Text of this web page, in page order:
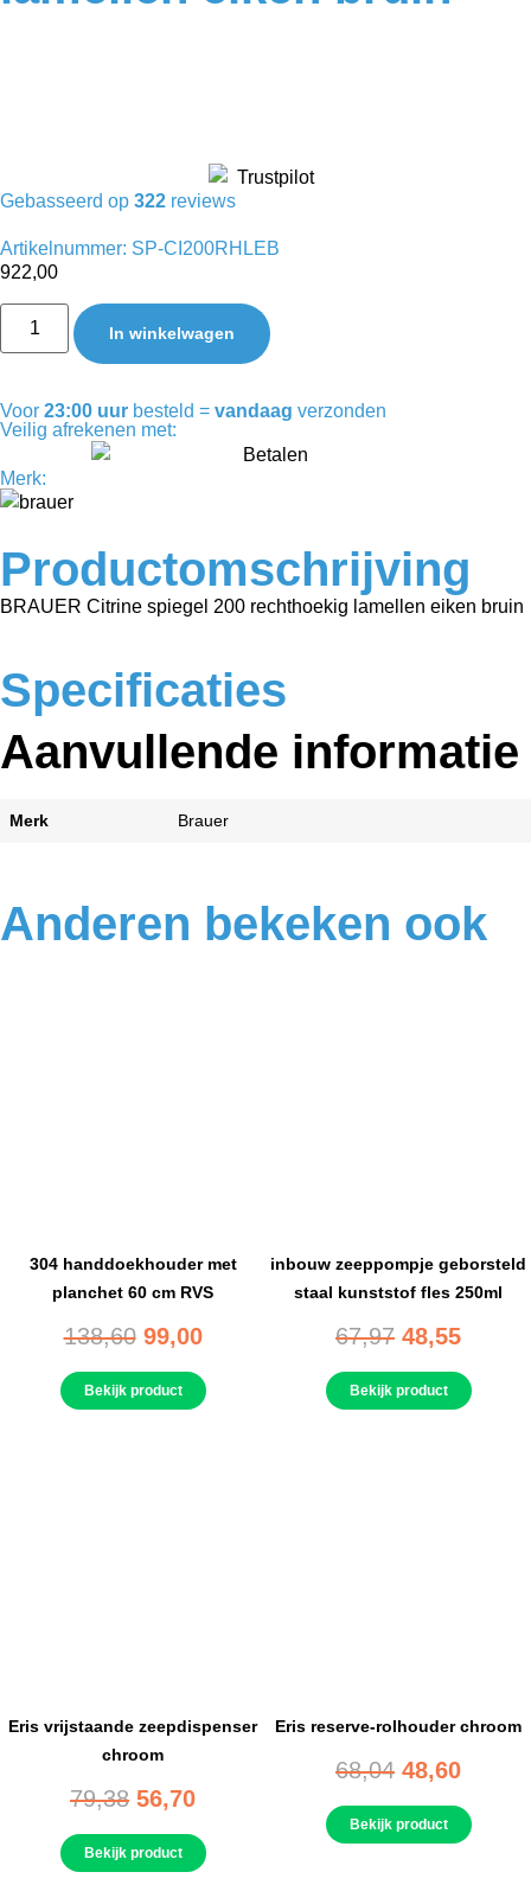
Gebasseerd op 322 reviews
Artikelnummer: SP-CI200RHLEB
922,00
In winkelwagen
Voor 23:00 uur besteld = vandaag verzonden
Veilig afrekenen met:
Merk:
Productomschrijving
BRAUER Citrine spiegel 200 rechthoekig lamellen eiken bruin
Specificaties
Aanvullende informatie
Merk Brauer
Anderen bekeken ook
304 handdoekhouder met
planchet 60 cm RVS
138,60 99,00
Bekijk product
inbouw zeeppompje geborsteld
staal kunststof fles 250ml
67,97 48,55
Bekijk product
Eris vrijstaande zeepdispenser
chroom
79,38 56,70
Bekijk product
Eris reserve-rolhouder chroom
68,04 48,60
Bekijk product